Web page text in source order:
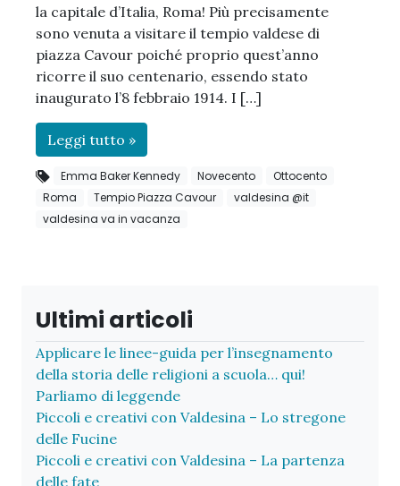
la capitale d’Italia, Roma! Più precisamente
sono venuta a visitare il tempio valdese di
piazza Cavour poiché proprio quest’anno
ricorre il suo centenario, essendo stato
inaugurato l’8 febbraio 1914. I […]
Leggi tutto »
Emma Baker Kennedy Novecento
Ottocento
Roma
Tempio Piazza Cavour
valdesina @it
valdesina va in vacanza
Ultimi articoli
Applicare le linee-guida per l’insegnamento
della storia delle religioni a scuola… qui!
Parliamo di leggende
Piccoli e creativi con Valdesina – Lo stregone
delle Fucine
Piccoli e creativi con Valdesina – La partenza
delle fate